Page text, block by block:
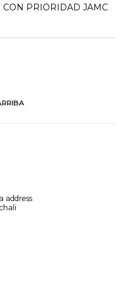
CON PRIORIDAD JAMC
address